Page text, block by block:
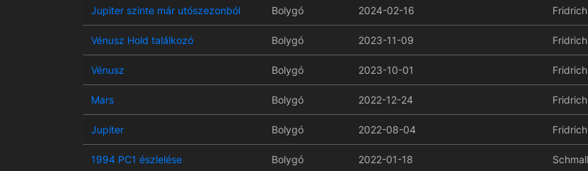
Jupiter szinte már utószezonból Bolygó 2024-02-16
Vénusz Hold találkozó Bolygó 2023-11-09
Vénusz Bolygó 2023-10-01
Mars Bolygó 2022-12-24
Jupiter Bolygó 2022-08-04
1994 PC1 észlelése Bolygó 2022-01-18